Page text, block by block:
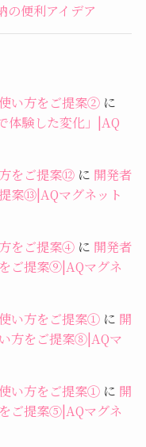
の便利アイデア
い方をご提案②に
体験した変化」|AQ
をご提案⑫に 開発者
案⑬|AQマグネット
をご提案④に 開発者
ご提案⑨|AQマグネ
い方をご提案①に 開
方をご提案⑧|AQマ
い方をご提案①に 開
ご提案⑤|AQマグネ